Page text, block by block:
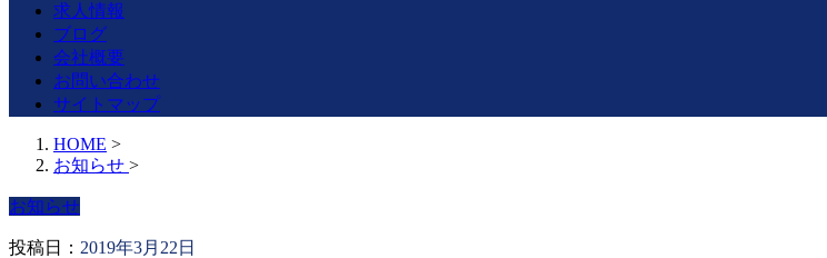
求人情報
ブログ
会社概要
お問い合わせ
サイトマップ
HOME >
お知らせ >
お知らせ
投稿日： 2019年3月22日